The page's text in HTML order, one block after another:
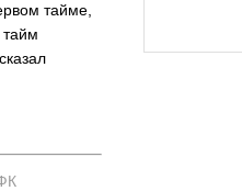
тайме,